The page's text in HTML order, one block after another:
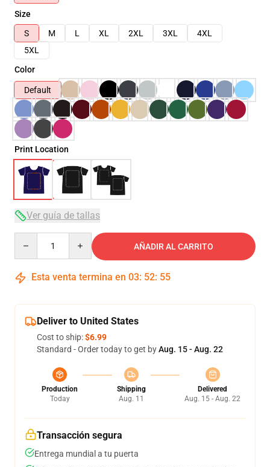
Size
S
M L XL 2XL 3XL
4XL
5XL
Color
Default
Print Location
Ver guía de tallas
AÑADIR AL CARRITO
Esta venta termina en 03: 52: 54
Deliver to United States
Cost to ship:$6.99
Standard - Order today to get byAug. 15 - Aug. 22
Production
Today
Shipping
Aug. 11
Delivered
Aug. 15 - Aug. 22
Transacción segura
Entrega mundial a tu puerta